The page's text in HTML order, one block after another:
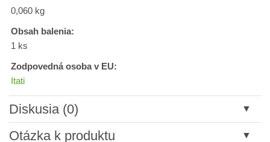
0,060 kg
Obsah balenia:
1 ks
Zodpovedná osoba v EU:
Itati
Diskusia (0)
Nový komentár
Otázka k produktu